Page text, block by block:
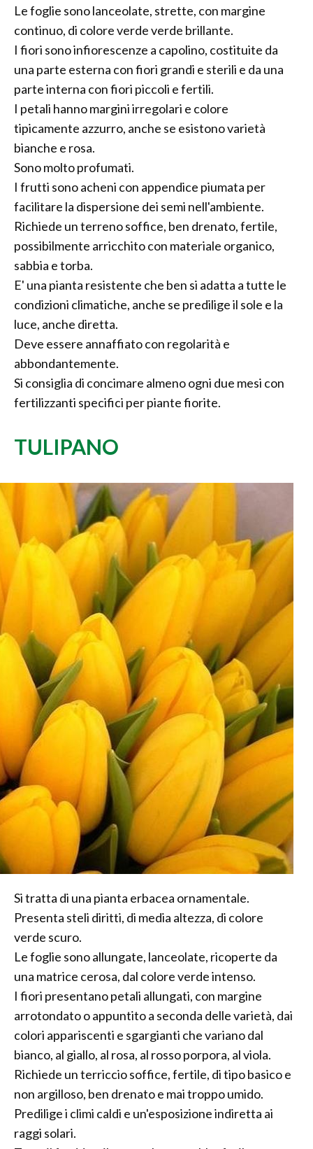
Le foglie sono lanceolate, strette, con margine
continuo, di colore verde verde brillante.
I fiori sono infiorescenze a capolino, costituite da
una parte esterna con fiori grandi e sterili e da una
parte interna con fiori piccoli e fertili.
I petali hanno margini irregolari e colore
tipicamente azzurro, anche se esistono varietà
bianche e rosa.
Sono molto profumati.
I frutti sono acheni con appendice piumata per
facilitare la dispersione dei semi nell'ambiente.
Richiede un terreno soffice, ben drenato, fertile,
possibilmente arricchito con materiale organico,
sabbia e torba.
E' una pianta resistente che ben si adatta a tutte le
condizioni climatiche, anche se predilige il sole e la
luce, anche diretta.
Deve essere annaffiato con regolarità e
abbondantemente.
Si consiglia di concimare almeno ogni due mesi con
fertilizzanti specifici per piante fiorite.
TULIPANO
Si tratta di una pianta erbacea ornamentale.
Presenta steli diritti, di media altezza, di colore
verde scuro.
Le foglie sono allungate, lanceolate, ricoperte da
una matrice cerosa, dal colore verde intenso.
I fiori presentano petali allungati, con margine
arrotondato o appuntito a seconda delle varietà, dai
colori appariscenti e sgargianti che variano dal
bianco, al giallo, al rosa, al rosso porpora, al viola.
Richiede un terriccio soffice, fertile, di tipo basico e
non argilloso, ben drenato e mai troppo umido.
Predilige i climi caldi e un'esposizione indiretta ai
raggi solari.